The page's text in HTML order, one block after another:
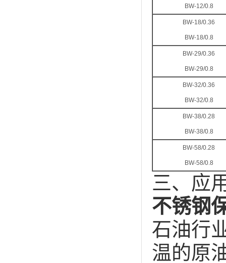
BW-12/0.8
BW-18/0.36
BW-18/0.8
BW-29/0.36
BW-29/0.8
BW-32/0.36
BW-32/0.8
BW-38/0.28
BW-38/0.8
BW-58/0.28
BW-58/0.8
三、应
不锈钢
石油行
温的原